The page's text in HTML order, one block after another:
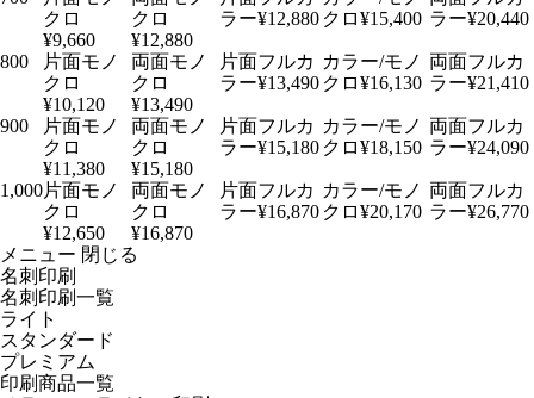
¥9,660 ¥12,880
¥12,880 ¥15,400 ¥20,440
800
¥10,120 ¥13,490
¥13,490 ¥16,130 ¥21,410
900
¥11,380 ¥15,180
¥15,180 ¥18,150 ¥24,090
1,000
¥12,650 ¥16,870
¥16,870 ¥20,170 ¥26,770
メニュー 閉じる
名刺印刷
名刺印刷一覧
ライト
スタンダード
プレミアム
印刷商品一覧